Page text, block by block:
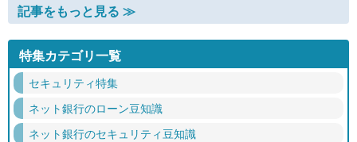
記事をもっと見る ≫
特集カテゴリ一覧
セキュリティ特集
ネット銀行のローン豆知識
ネット銀行のセキュリティ豆知識